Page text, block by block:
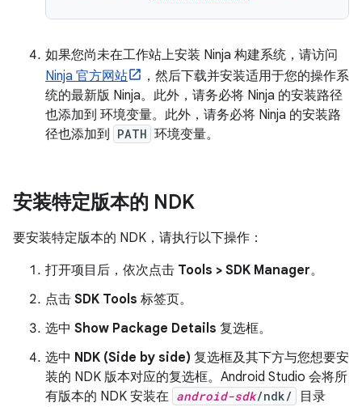
如果您尚未在工作站上安装 Ninja 构建系统，请访问
Ninja 官方网站
，然后下载并安装适用于您的操作系
统的最新版 Ninja。此外，请务必将 Ninja 的安装路径
也添加到 环境变量。此外，请务必将 Ninja 的安装路
径也添加到
PATH 环境变量。
安装特定版本的 NDK
要安装特定版本的 NDK，请执行以下操作：
打开项目后，依次点击 Tools > SDK Manager。
点击 SDK Tools 标签页。
选中 Show Package Details 复选框。
选中 NDK (Side by side) 复选框及其下方与您想要安
装的 NDK 版本对应的复选框。Android Studio 会将所
有版本的 NDK 安装在 android-sdk/ndk/
目录